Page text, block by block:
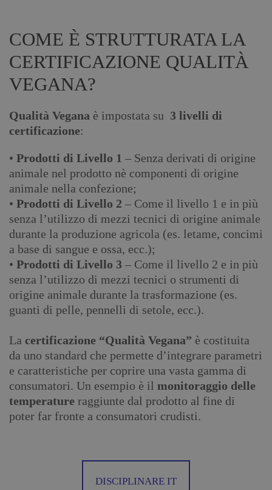
COME È STRUTTURATA LA
CERTIFICAZIONE QUALITÀ
VEGANA?
Qualità Vegana è impostata su 3 livelli di
certificazione:
• Prodotti di Livello 1 – Senza derivati di origine
animale nel prodotto nè componenti di origine
animale nella confezione;
• Prodotti di Livello 2 – Come il livello 1 e in più
senza l’utilizzo di mezzi tecnici di origine animale
durante la produzione agricola (es. letame, concimi
a base di sangue e ossa, ecc.);
• Prodotti di Livello 3 – Come il livello 2 e in più
senza l’utilizzo di mezzi tecnici o strumenti di
origine animale durante la trasformazione (es.
guanti di pelle, pennelli di setole, ecc.).
La certificazione “Qualità Vegana” è costituita
da uno standard che permette d’integrare parametri
e caratteristiche per coprire una vasta gamma di
consumatori. Un esempio è il monitoraggio delle
temperature raggiunte dal prodotto al fine di
poter far fronte a consumatori crudisti.
DISCIPLINARE IT